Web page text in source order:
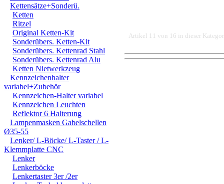
Kettensätze+Sonderü.
Ketten
Ritzel
Original Ketten-Kit
Sonderübers. Ketten-Kit
Sonderübers. Kettenrad Stahl
Sonderübers. Kettenrad Alu
Ketten Nietwerkzeug
Kennzeichenhalter
variabel+Zubehör
Kennzeichen-Halter variabel
Kennzeichen Leuchten
Reflektor 6 Halterung
Lampenmasken Gabelschellen
Ø35-55
Lenker/ L-Böcke/ L-Taster / L-
Klemmplatte CNC
Lenker
Lenkerböcke
Lenkertaster 3er /2er
Artikel 11 von 16 in dieser